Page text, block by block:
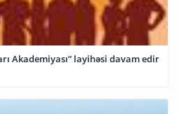
Akademiyası” layihəsi davam edir